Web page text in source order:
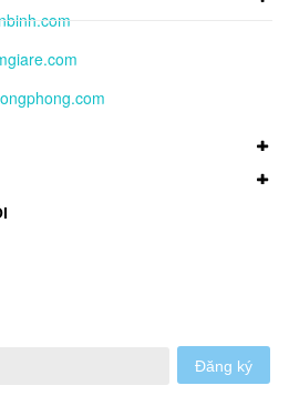
Đăng ký